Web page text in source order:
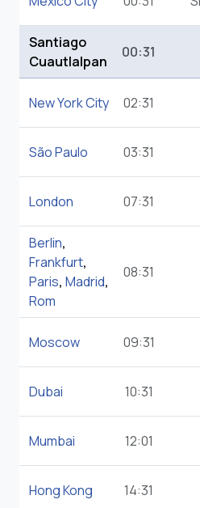
Santiago
Cuautlalpan
00:31
New York City 02:31
São Paulo 03:31
London 07:31
Berlin,
Frankfurt,
Paris, Madrid,
Rom
08:31
Moscow 09:31
Dubai 10:31
Mumbai 12:01
Hong Kong 14:31